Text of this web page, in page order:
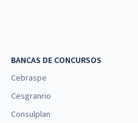
BANCAS DE CONCURSOS
Cebraspe
Cesgranrio
Consulplan